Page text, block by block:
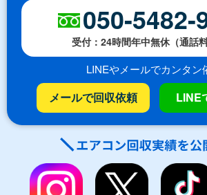
050-5482-
受付：24時間年中無休（通話料
LINEやメールでカンタン
メールで回収依頼 LINE